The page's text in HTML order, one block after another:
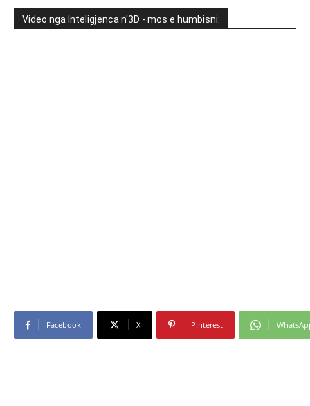
Video nga Inteligjenca n'3D - mos e humbisni:
Facebook X Pinterest